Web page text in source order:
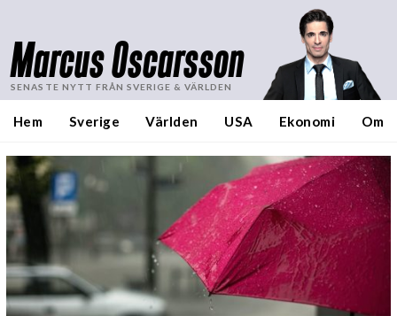
Marcus Oscarsson
SENASTE NYTT FRÅN SVERIGE & VÄRLDEN
Hem Sverige Världen USA Ekonomi Om